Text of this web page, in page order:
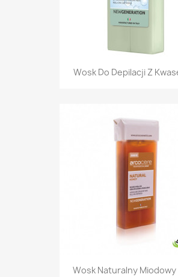
Wosk Do Depilacji Z
Wosk Naturalny Miodowy